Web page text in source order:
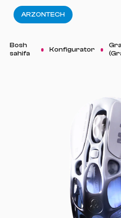
ARZONTECH
Bosh
sahifa
Konfigurator